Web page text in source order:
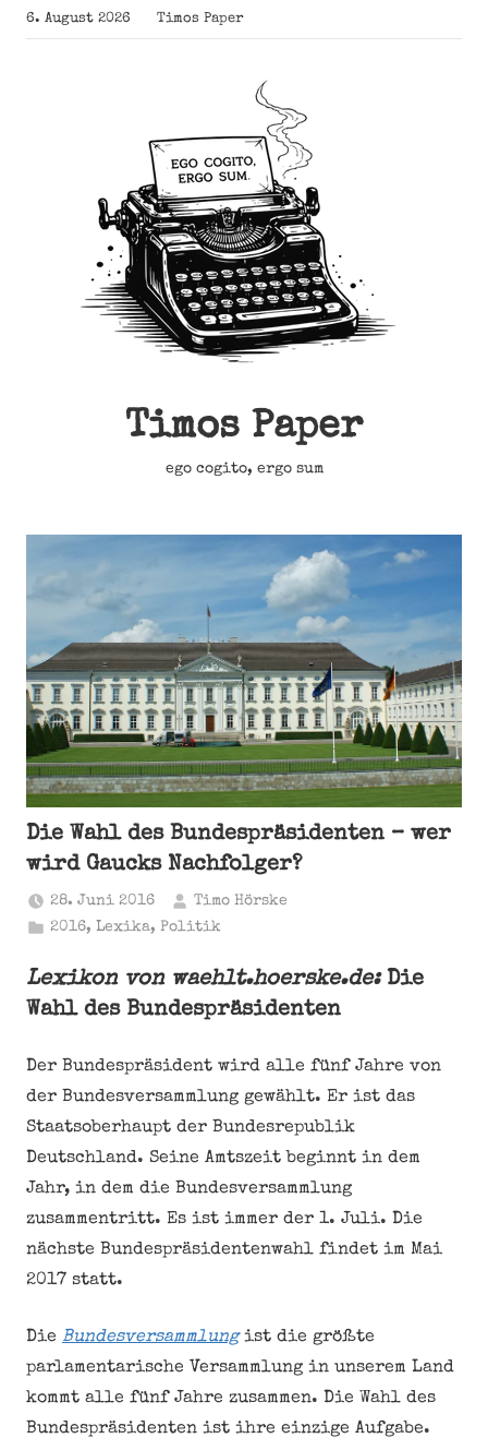
Zum
Inhalt
6. August 2026 Timos Paper
Timos Paper
ego cogito, ergo sum
Die Wahl des Bundespräsidenten – wer
wird Gaucks Nachfolger?
28. Juni 2016
Timo Hörske
2016,Lexika,Politik
Lexikon von waehlt.hoerske.de:Die
Wahl des Bundespräsidenten
Der Bundespräsident wird alle fünf Jahre von
der Bundesversammlung gewählt. Er ist das
Staatsoberhaupt der Bundesrepublik
Deutschland. Seine Amtszeit beginnt in dem
Jahr, in dem die Bundesversammlung
zusammentritt. Es ist immer der 1. Juli. Die
nächste Bundespräsidentenwahl findet im Mai
2017 statt.
Die Bundesversammlungist die größte
parlamentarische Versammlung in unserem Land
kommt alle fünf Jahre zusammen. Die Wahl des
Bundespräsidenten ist ihre einzige Aufgabe.